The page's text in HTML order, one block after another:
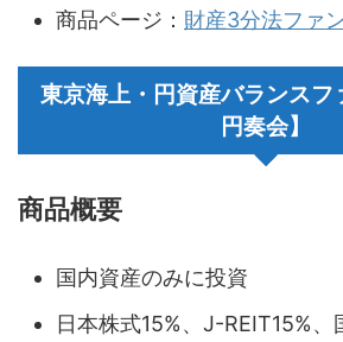
商品ページ： 財産3分法ファ
東京海上・円資産バランスフ
円奏会】
商品概要
国内資産のみに投資
日本株式15%、J-REIT15%、